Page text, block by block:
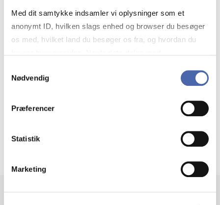
Med dit samtykke indsamler vi oplysninger som et
anonymt ID, hvilken slags enhed og browser du besøger
os med, hvilket land du besøger os fra, og hvordan du
markedsføring. Du bestemmer selv - og kan altid trække
Nødvendig
Præferencer
Statistik
Marketing
navigerer man som virksomhed?
Krigen i Ukraine